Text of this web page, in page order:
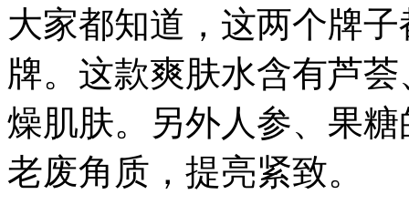
大家都知道，这两个牌
牌。这款爽肤水含有芦
燥肌肤。另外人参、果
老废角质，提亮紧致。